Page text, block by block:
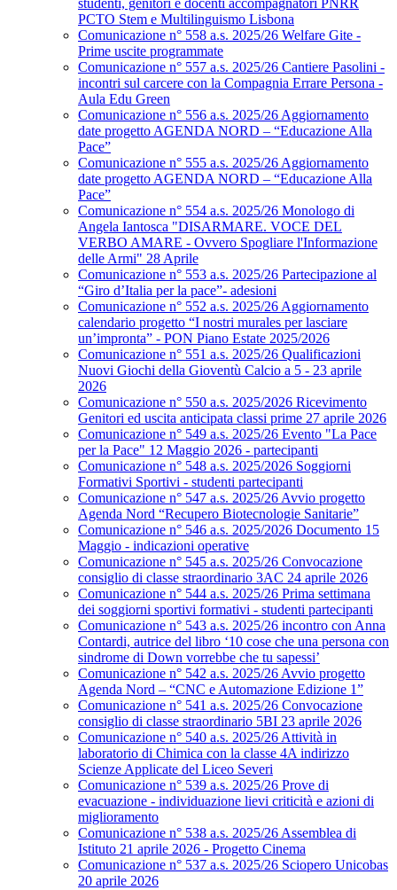
studenti, genitori e docenti accompagnatori PNRR
PCTO Stem e Multilinguismo Lisbona
Comunicazione n° 558 a.s. 2025/26 Welfare Gite -
Prime uscite programmate
Comunicazione n° 557 a.s. 2025/26 Cantiere Pasolini -
incontri sul carcere con la Compagnia Errare Persona -
Aula Edu Green
Comunicazione n° 556 a.s. 2025/26 Aggiornamento
date progetto AGENDA NORD – “Educazione Alla
Pace”
Comunicazione n° 555 a.s. 2025/26 Aggiornamento
date progetto AGENDA NORD – “Educazione Alla
Pace”
Comunicazione n° 554 a.s. 2025/26 Monologo di
Angela Iantosca "DISARMARE. VOCE DEL
VERBO AMARE - Ovvero Spogliare l'Informazione
delle Armi" 28 Aprile
Comunicazione n° 553 a.s. 2025/26 Partecipazione al
“Giro d’Italia per la pace”- adesioni
Comunicazione n° 552 a.s. 2025/26 Aggiornamento
calendario progetto “I nostri murales per lasciare
un’impronta” - PON Piano Estate 2025/2026
Comunicazione n° 551 a.s. 2025/26 Qualificazioni
Nuovi Giochi della Gioventù Calcio a 5 - 23 aprile
2026
Comunicazione n° 550 a.s. 2025/2026 Ricevimento
Genitori ed uscita anticipata classi prime 27 aprile 2026
Comunicazione n° 549 a.s. 2025/26 Evento "La Pace
per la Pace" 12 Maggio 2026 - partecipanti
Comunicazione n° 548 a.s. 2025/2026 Soggiorni
Formativi Sportivi - studenti partecipanti
Comunicazione n° 547 a.s. 2025/26 Avvio progetto
Agenda Nord “Recupero Biotecnologie Sanitarie”
Comunicazione n° 546 a.s. 2025/2026 Documento 15
Maggio - indicazioni operative
Comunicazione n° 545 a.s. 2025/26 Convocazione
consiglio di classe straordinario 3AC 24 aprile 2026
Comunicazione n° 544 a.s. 2025/26 Prima settimana
dei soggiorni sportivi formativi - studenti partecipanti
Comunicazione n° 543 a.s. 2025/26 incontro con Anna
Contardi, autrice del libro ‘10 cose che una persona con
sindrome di Down vorrebbe che tu sapessi’
Comunicazione n° 542 a.s. 2025/26 Avvio progetto
Agenda Nord – “CNC e Automazione Edizione 1”
Comunicazione n° 541 a.s. 2025/26 Convocazione
consiglio di classe straordinario 5BI 23 aprile 2026
Comunicazione n° 540 a.s. 2025/26 Attività in
laboratorio di Chimica con la classe 4A indirizzo
Scienze Applicate del Liceo Severi
Comunicazione n° 539 a.s. 2025/26 Prove di
evacuazione - individuazione lievi criticità e azioni di
miglioramento
Comunicazione n° 538 a.s. 2025/26 Assemblea di
Istituto 21 aprile 2026 - Progetto Cinema
Comunicazione n° 537 a.s. 2025/26 Sciopero Unicobas
20 aprile 2026